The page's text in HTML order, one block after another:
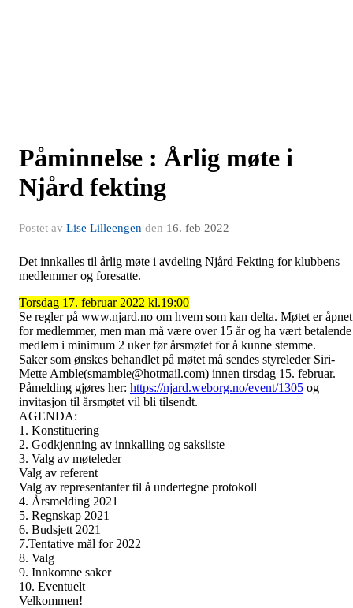
Påminnelse : Årlig møte i
Njård fekting
Postet av Lise Lilleengen den 16. feb 2022
Det innkalles til årlig møte i avdeling Njård Fekting for klubbens
medlemmer og foresatte.
Torsdag 17. februar 2022 kl.19:00
Se regler på www.njard.no om hvem som kan delta. Møtet er åpnet
for medlemmer, men man må være over 15 år og ha vært betalende
medlem i minimum 2 uker før årsmøtet for å kunne stemme.
Saker som ønskes behandlet på møtet må sendes styreleder Siri-
Mette Amble(smamble@hotmail.com) innen tirsdag 15. februar.
Påmelding gjøres her: https://njard.weborg.no/event/1305 og
invitasjon til årsmøtet vil bli tilsendt.
AGENDA:
1. Konstituering
2. Godkjenning av innkalling og saksliste
3. Valg av møteleder
Valg av referent
Valg av representanter til å undertegne protokoll
4. Årsmelding 2021
5. Regnskap 2021
6. Budsjett 2021
7.Tentative mål for 2022
8. Valg
9. Innkomne saker
10. Eventuelt
Velkommen!